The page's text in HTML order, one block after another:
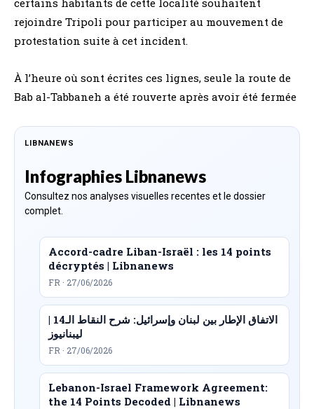
rejoindre Tripoli pour participer au mouvement de
protestation suite à cet incident.
À l’heure où sont écrites ces lignes, seule la route de
Bab al-Tabbaneh a été rouverte après avoir été fermée
LIBNANEWS
Infographies Libnanews
Consultez nos analyses visuelles recentes et le dossier
complet.
Accord-cadre Liban-Israël : les 14 points
décryptés | Libnanews
FR · 27/06/2026
الاتفاق الإطار بين لبنان وإسرائيل: شرح النقاط الـ14 |
ليبنانيوز
FR · 27/06/2026
Lebanon-Israel Framework Agreement:
the 14 Points Decoded | Libnanews